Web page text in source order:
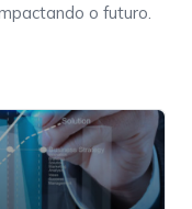
o futuro.